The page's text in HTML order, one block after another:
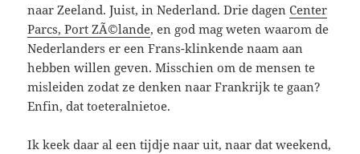
naar Zeeland. Juist, in Nederland. Drie dagenCenter
Parcs, Port ZÃ©lande, en god mag weten waarom de
Nederlanders er een Frans-klinkende naam aan
hebben willen geven. Misschien om de mensen te
misleiden zodat ze denken naar Frankrijk te gaan?
Enfin, dat toeteralnietoe.
Ik keek daar al een tijdje naar uit, naar dat weekend,